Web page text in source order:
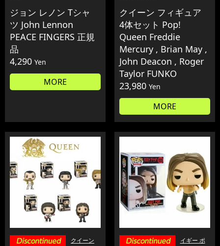
ジョン レノン Tシャ
ツ John Lennon
PEACE FINGERS 正規
品
4,290 Yen
MORE
クイーン フィギュア
4体セット Pop!
Queen Freddie
Mercury , Brian May ,
John Deacon , Roger
Taylor FUNKO
23,980 Yen
MORE
クイーン
イギー ポ